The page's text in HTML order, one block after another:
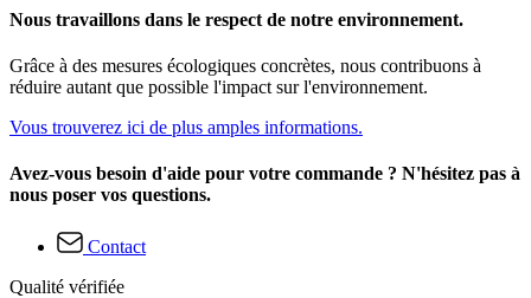
Nous travaillons dans le respect de notre environnement.
Grâce à des mesures écologiques concrètes, nous contribuons à
réduire autant que possible l'impact sur l'environnement.
Vous trouverez ici de plus amples informations.
Avez-vous besoin d'aide pour votre commande ? N'hésitez pas à
nous poser vos questions.
Contact
Qualité vérifiée